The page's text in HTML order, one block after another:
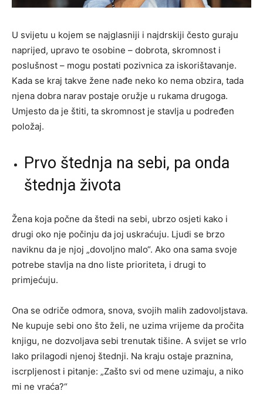
U svijetu u kojem se najglasniji i najdrskiji često guraju
naprijed, upravo te osobine – dobrota, skromnost i
poslušnost – mogu postati pozivnica za iskorištavanje.
Kada se kraj takve žene nađe neko ko nema obzira, tada
njena dobra narav postaje oružje u rukama drugoga.
Umjesto da je štiti, ta skromnost je stavlja u podređen
položaj.
Prvo štednja na sebi, pa onda
štednja života
Žena koja počne da štedi na sebi, ubrzo osjeti kako i
drugi oko nje počinju da joj uskraćuju. Ljudi se brzo
naviknu da je njoj „dovoljno malo“. Ako ona sama svoje
potrebe stavlja na dno liste prioriteta, i drugi to
primjećuju.
Ona se odriče odmora, snova, svojih malih zadovoljstava.
Ne kupuje sebi ono što želi, ne uzima vrijeme da pročita
knjigu, ne dozvoljava sebi trenutak tišine. A svijet se vrlo
lako prilagodi njenoj štednji. Na kraju ostaje praznina,
iscrpljenost i pitanje: „Zašto svi od mene uzimaju, a niko
mi ne vraća?“